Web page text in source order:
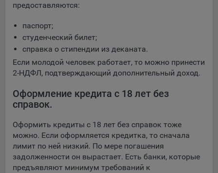
Яндекса рекламная сеть (Yandex Mobile Ads, ADFOX) -
Europe AG, Werftestrasse 4, CH-6005 Luzern, Switzerland.
Google Ads - сервис показа контекстной рекламы,
предоставляемый компанией Google Ireland Ltd, Gordon
House Barrow Street Dublin 4, D04E5W5 Ireland.
Сохранить мои изменения
предоставляются:
паспорт;
студенческий билет;
справка о стипендии из деканата.
Если молодой человек работает, то можно принести
2-НДФЛ, подтверждающий дополнительный доход.
Оформление кредита с 18 лет без
справок.
Оформить кредиты с 18 лет без справок тоже
можно. Если оформляется кредитка, то сначала
лимит по ней низкий. По мере погашения
задолженности он вырастает. Есть банки, которые
предъявляют минимум требований к